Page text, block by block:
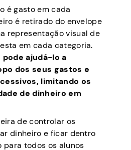
é gasto em cada
é retirado do envelope
representação visual de
em cada categoria.
pode ajudá-lo a
dos seus gastos e
limitando os
de dinheiro em
de controlar os
dinheiro e ficar dentro
para todos os alunos